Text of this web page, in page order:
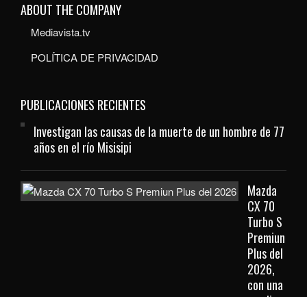
ABOUT THE COMPANY
Mediavista.tv
POLÍTICA DE PRIVACIDAD
PUBLICACIONES RECIENTES
Investigan las causas de la muerte de un hombre de 77
años en el río Misisipi
Mazda
CX 70
Turbo S
Premiun
Plus del
2026,
con una